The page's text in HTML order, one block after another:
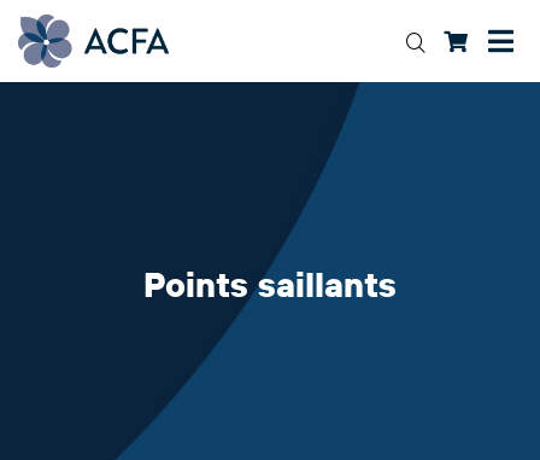
Points saillants